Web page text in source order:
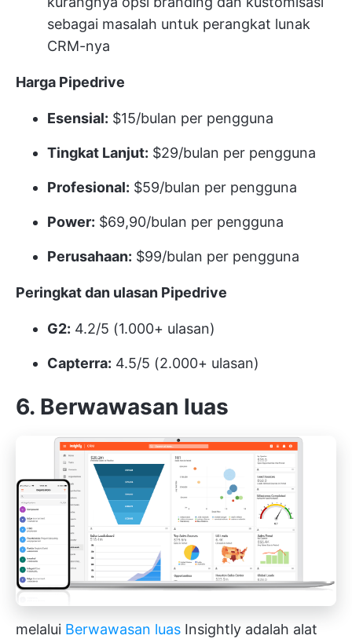
sebagai masalah untuk perangkat lunak
CRM-nya
Harga Pipedrive
Esensial: $15/bulan per pengguna
Tingkat Lanjut: $29/bulan per pengguna
Profesional: $59/bulan per pengguna
Power: $69,90/bulan per pengguna
Perusahaan: $99/bulan per pengguna
Peringkat dan ulasan Pipedrive
G2: 4.2/5 (1.000+ ulasan)
Capterra: 4.5/5 (2.000+ ulasan)
6. Berwawasan luas
melalui Berwawasan luas Insightly adalah alat